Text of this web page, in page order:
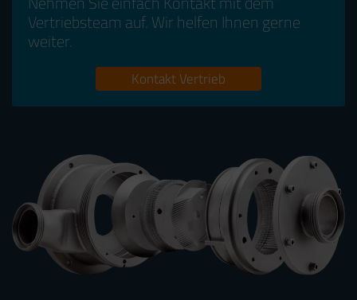
Vertriebsteam auf. Wir helfen Ihnen gerne
weiter.
Kontakt Vertrieb